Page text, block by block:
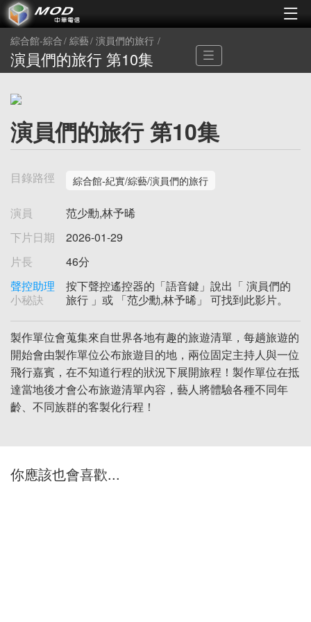
綜合館-綜合 綜藝 演員們的旅行
演員們的旅行 第10集
演員們的旅行 第10集
目錄路徑 綜合館-紀實/綜藝/演員們的旅行
演員
范少勳,林予晞
下片日期
2026-01-29
片長
46分
聲控助理
小秘訣
按下聲控遙控器的「語音鍵」說出「 演員們的
旅行 」或 「范少勳,林予晞」 可找到此影片。
製作單位會蒐集來自世界各地有趣的旅遊清單，每趟旅遊的
開始會由製作單位公布旅遊目的地，兩位固定主持人與一位
飛行嘉賓，在不知道行程的狀況下展開旅程！製作單位在抵
達當地後才會公布旅遊清單內容，藝人將體驗各種不同年
齡、不同族群的客製化行程！
你應該也會喜歡...